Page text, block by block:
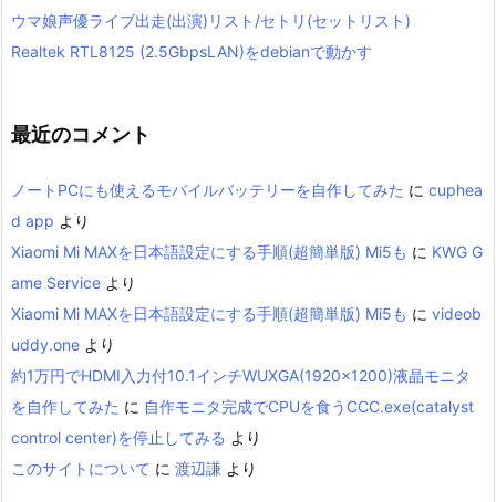
ウマ娘声優ライブ出走(出演)リスト/セトリ(セットリスト)
Realtek RTL8125 (2.5GbpsLAN)をdebianで動かす
最近のコメント
ノートPCにも使えるモバイルバッテリーを自作してみた に cuphea
d app より
Xiaomi Mi MAXを日本語設定にする手順(超簡単版) Mi5も に KWG G
ame Service より
Xiaomi Mi MAXを日本語設定にする手順(超簡単版) Mi5も に videob
uddy.one より
約1万円でHDMI入力付10.1インチWUXGA(1920×1200)液晶モニタ
を自作してみた に 自作モニタ完成でCPUを食うCCC.exe(catalyst
control center)を停止してみる より
このサイトについて に 渡辺謙 より